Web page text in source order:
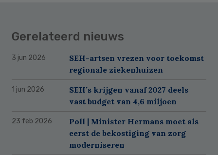
Gerelateerd nieuws
3 jun 2026
SEH-artsen vrezen voor toekomst
regionale ziekenhuizen
1 jun 2026
SEH’s krijgen vanaf 2027 deels
vast budget van 4,6 miljoen
23 feb 2026
Poll | Minister Hermans moet als
eerst de bekostiging van zorg
moderniseren